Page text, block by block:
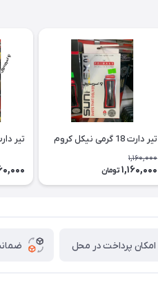
تیر دارت 18 گرمی نیکل کروم
1,160,000
1,160,000 تومان
تیر دارت 18
امکان پرداخت در محل